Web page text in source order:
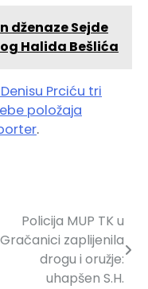
dženaze Sejde
Halida Bešlića
Prciću tri
položaja
.
Policija MUP TK u
Gračanici zaplijenila
drogu i oružje:
uhapšen S.H.